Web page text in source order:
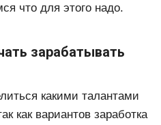
что для этого надо.
зарабатывать
какими талантами
как вариантов заработка